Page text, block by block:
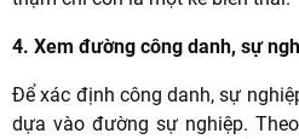
4. Xem đường công danh, sự
Để xác định công danh, sự
dựa vào đường sự nghiệp.